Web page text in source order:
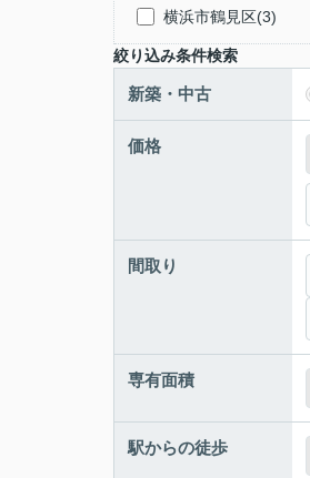
横浜市鶴見区(3)
絞り込み条件検索
新築・中古
価格
間取り
専有面積
駅からの徒歩